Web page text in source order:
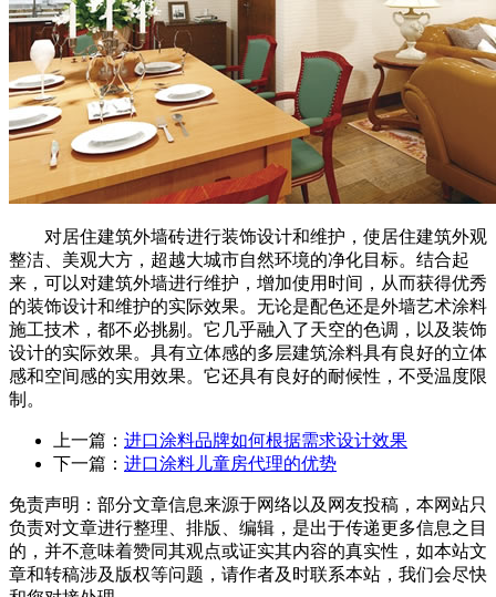
对居住建筑外墙砖进行装饰设计和维护，使居住建筑外观
整洁、美观大方，超越大城市自然环境的净化目标。结合起
来，可以对建筑外墙进行维护，增加使用时间，从而获得优秀
的装饰设计和维护的实际效果。无论是配色还是外墙艺术涂料
施工技术，都不必挑剔。它几乎融入了天空的色调，以及装饰
设计的实际效果。具有立体感的多层建筑涂料具有良好的立体
感和空间感的实用效果。它还具有良好的耐候性，不受温度限
制。
上一篇： 进口涂料品牌如何根据需求设计效果
下一篇： 进口涂料儿童房代理的优势
免责声明：部分文章信息来源于网络以及网友投稿，本网站只
负责对文章进行整理、排版、编辑，是出于传递更多信息之目
的，并不意味着赞同其观点或证实其内容的真实性，如本站文
章和转稿涉及版权等问题，请作者及时联系本站，我们会尽快